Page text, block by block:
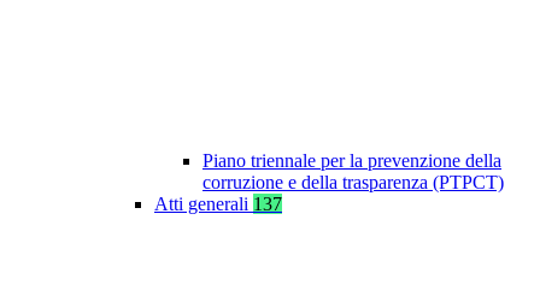
Piano triennale per la prevenzione della
corruzione e della trasparenza (PTPCT)
Atti generali 137